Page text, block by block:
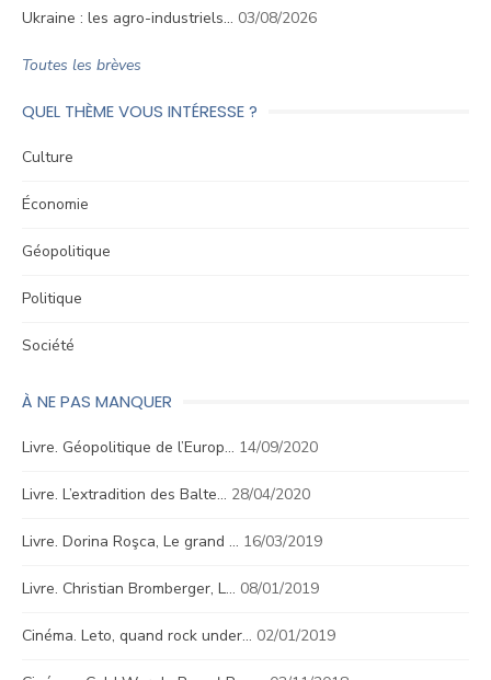
Ukraine : les agro-industriels… 03/08/2026
Toutes les brèves
QUEL THÈME VOUS INTÉRESSE ?
Culture
Économie
Géopolitique
Politique
Société
À NE PAS MANQUER
Livre. Géopolitique de l’Europ… 14/09/2020
Livre. L’extradition des Balte… 28/04/2020
Livre. Dorina Roşca, Le grand … 16/03/2019
Livre. Christian Bromberger, L… 08/01/2019
Cinéma. Leto, quand rock under… 02/01/2019